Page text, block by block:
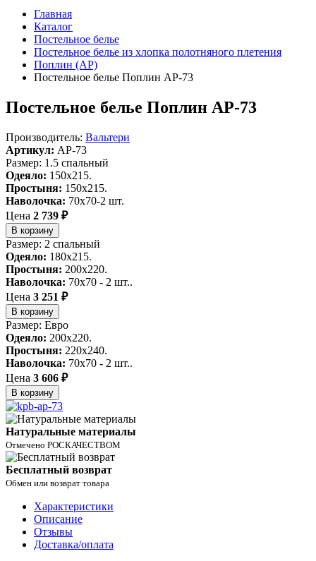
Главная
Каталог
Постельное белье
Постельное белье из хлопка полотняного плетения
Поплин (AP)
Постельное белье Поплин AP-73
Постельное белье Поплин AP-73
Производитель: Вальтери
Артикул: AP-73
Размер: 1.5 спальный
Одеяло: 150x215.
Простыня: 150x215.
Наволочка: 70х70-2 шт.
Цена 2 739 ₽
В корзину
Размер: 2 спальный
Одеяло: 180x215.
Простыня: 200x220.
Наволочка: 70x70 - 2 шт..
Цена 3 251 ₽
В корзину
Размер: Евро
Одеяло: 200x220.
Простыня: 220x240.
Наволочка: 70x70 - 2 шт..
Цена 3 606 ₽
В корзину
Натуральные материалы
Отмечено РОСКАЧЕСТВОМ
Бесплатный возврат
Обмен или возврат товара
Характеристики
Описание
Отзывы
Доставка/оплата